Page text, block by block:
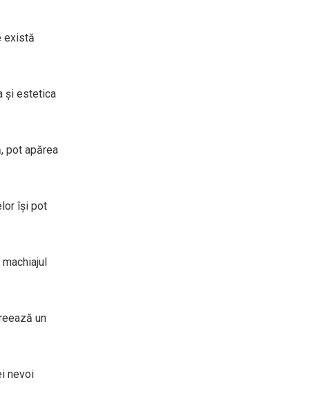
există
și estetica
pot apărea
își pot
un
nevoi